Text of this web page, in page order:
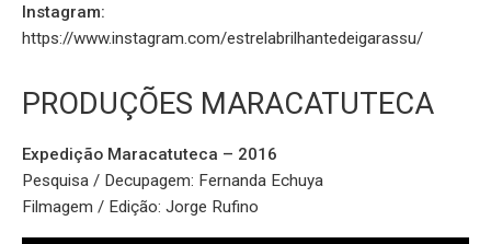
Instagram:
https://www.instagram.com/estrelabrilhantedeigarassu/
PRODUÇÕES MARACATUTECA
Expedição Maracatuteca – 2016
Pesquisa / Decupagem: Fernanda Echuya
Filmagem / Edição: Jorge Rufino